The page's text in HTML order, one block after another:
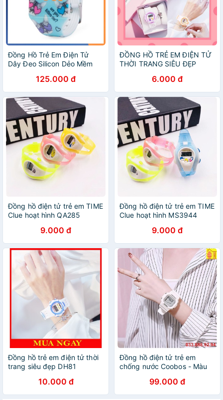
Đồng Hồ Trẻ Em Điện Tử
Dây Đeo Silicon Dẻo Mềm
125.000 đ
ĐỒNG HỒ TRẺ EM ĐIỆN TỬ
THỜI TRANG SIÊU ĐẸP
6.000 đ
Đồng hồ điện tử trẻ em TIME
Clue hoạt hình QA285
9.000 đ
Đồng hồ điện tử trẻ em TIME
Clue hoạt hình MS3944
9.000 đ
Đồng hồ trẻ em điện tử thời
trang siêu đẹp DH81
10.000 đ
Đồng hồ điện tử trẻ em
chống nước Coobos - Màu
99.000 đ